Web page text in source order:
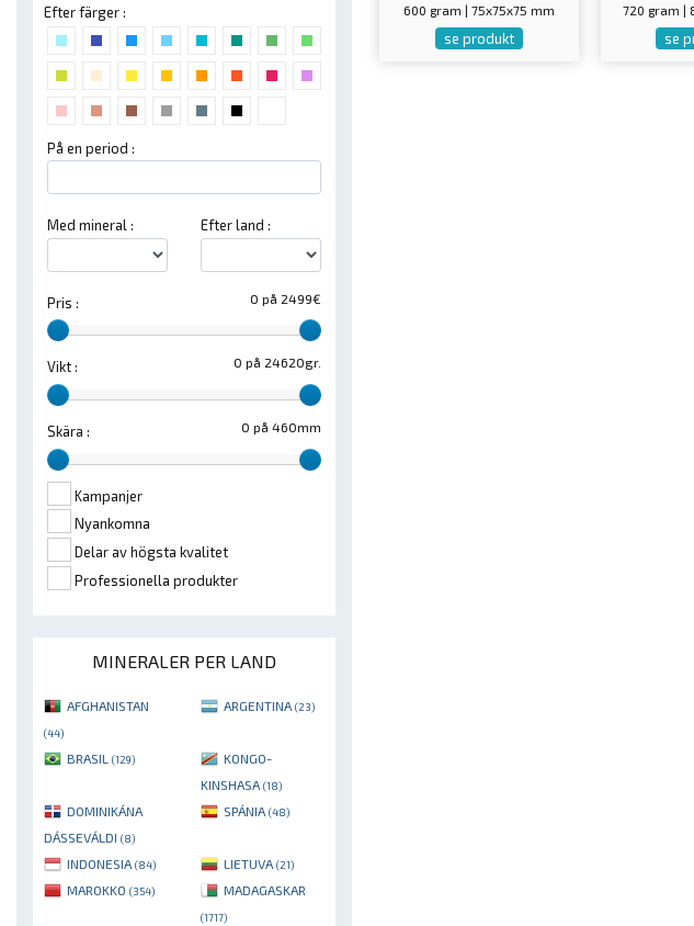
Efter färger :
På en period :
Med mineral : Efter land :
0 på 2499€
Pris :
0 på 24620gr.
Vikt :
0 på 460mm
Skära :
Kampanjer
Nyankomna
Delar av högsta kvalitet
Professionella produkter
MINERALER PER LAND
AFGHANISTAN
(44)
ARGENTINA (23)
BRASIL (129)
KONGO-
KINSHASA (18)
DOMINIKÁNA
DÁSSEVÁLDI (8)
SPÁNIA (48)
INDONESIA (84) LIETUVA (21)
MAROKKO (354) MADAGASKAR
(1717)
600 gram | 75x75x75 mm
se produkt
720 gram |
se